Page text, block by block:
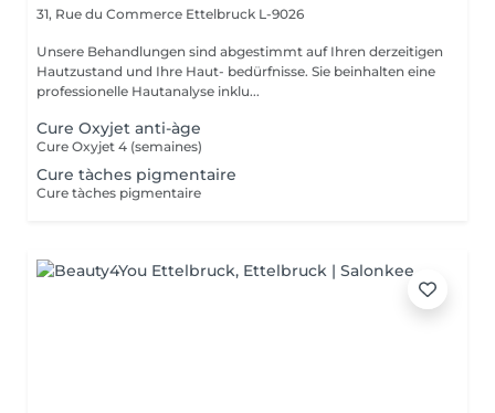
31, Rue du Commerce Ettelbruck L-9026
Unsere Behandlungen sind abgestimmt auf Ihren derzeitigen
Hautzustand und Ihre Haut- bedürfnisse. Sie beinhalten eine
professionelle Hautanalyse inklu...
Cure Oxyjet anti-àge
Cure Oxyjet 4 (semaines)
Cure tàches pigmentaire
Cure tàches pigmentaire